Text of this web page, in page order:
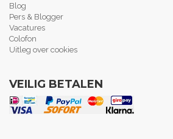
Blog
Pers & Blogger
Vacatures
Colofon
Uitleg over cookies
VEILIG BETALEN